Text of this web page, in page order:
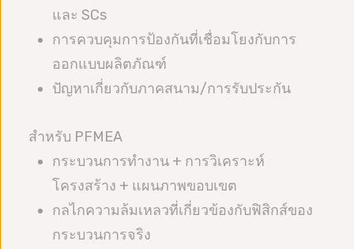
และ SCs
การควบคุมการป้องกันที่เชื่อมโยงกับการ
ออกแบบผลิตภัณฑ์
ปัญหาเกี่ยวกับภาคสนาม/การรับประกัน
สำหรับ PFMEA
กระบวนการทำงาน + การวิเคราะห์
โครงสร้าง + แผนภาพขอบเขต
กลไกความล้มเหลวที่เกี่ยวข้องกับฟิสิกส์ของ
กระบวนการจริง